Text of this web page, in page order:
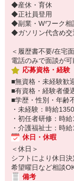
◆産休・育休
◆正社員登用
◆副業・Wワーク相
◆ガソリン代含め交
＜履歴書不要/在宅
電話のみで面談が可
応募資格・経験
■無資格・未経験歓
■有資格・経験者優
■学歴・性別・年齢
・未経験：時給
・初任者研修：時
・介護福祉士：時
休日・休暇
＜休日＞
シフトにより休日決
希望曜日など相談
備考